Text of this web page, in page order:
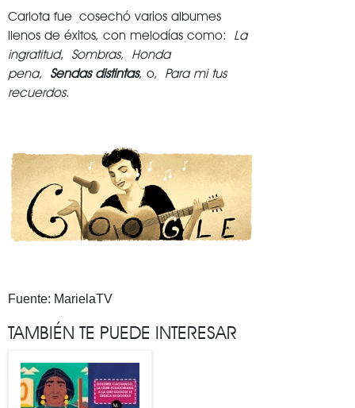
Carlota fue cosechó varios albumes
llenos de éxitos, con melodías como: La
ingratitud, Sombras, Honda
pena, Sendas distintas, o, Para mi tus
recuerdos.
Fuente: MarielaTV
TAMBIÉN TE PUEDE INTERESAR